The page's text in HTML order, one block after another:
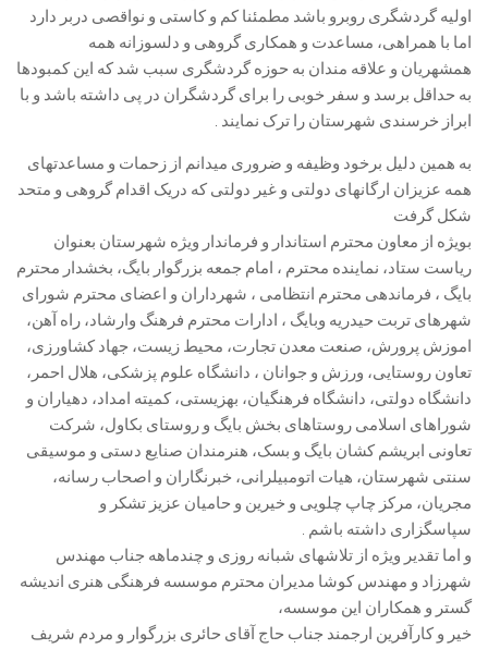
اولیه گردشگری روبرو باشد مطمئنا کم و کاستی و نواقصی دربر دارد
اما با همراهی، مساعدت و همکاری گروهی و دلسوزانه همه
همشهریان و علاقه مندان به حوزه گردشگری سبب شد که این کمبودها
به حداقل برسد و سفر خوبی را برای گردشگران در پی داشته باشد و با
ابراز خرسندی شهرستان را ترک نمایند .
به همین دلیل برخود وظیفه و ضروری میدانم از زحمات و مساعدتهای
همه عزیزان ارگانهای دولتی و غیر دولتی که دریک اقدام گروهی و متحد
شکل گرفت
بویژه از معاون محترم استاندار و فرماندار ویژه شهرستان بعنوان
ریاست ستاد، نماینده محترم ، امام جمعه بزرگوار بایگ، بخشدار محترم
بایگ ، فرماندهی محترم انتظامی ، شهرداران و اعضای محترم شورای
شهرهای تربت حیدریه وبایگ ، ادارات محترم فرهنگ وارشاد، راه آهن،
اموزش پرورش، صنعت معدن تجارت، محیط زیست، جهاد کشاورزی،
تعاون روستایی، ورزش و جوانان ، دانشگاه علوم پزشکی، هلال احمر،
دانشگاه دولتی، دانشگاه فرهنگیان، بهزیستی، کمیته امداد، دهیاران و
شوراهای اسلامی روستاهای بخش بایگ و روستای بکاول، شرکت
تعاونی ابریشم کشان بایگ و بسک، هنرمندان صنایع دستی و موسیقی
سنتی شهرستان، هیات اتومبیلرانی، خبرنگاران و اصحاب رسانه،
مجریان، مرکز چاپ چلویی و خیرین و حامیان عزیز تشکر و
سپاسگزاری داشته باشم .
و اما تقدیر ویژه از تلاشهای شبانه روزی و چندماهه جناب مهندس
شهرزاد و مهندس کوشا مدیران محترم موسسه فرهنگی هنری اندیشه
گستر و همکاران این موسسه،
خیر و کارآفرین ارجمند جناب حاج آقای حائری بزرگوار و مردم شریف